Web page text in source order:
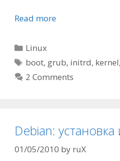
Read more
Categories
Linux
Tags
boot, grub, initrd, kernel,
2 Comments
Debian: установка
01/05/2010 by ruX